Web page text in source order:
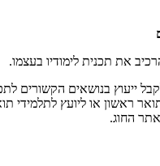
את תכנית לימודיו בעצמו.
ייעוץ בנושאים הקשורים
תואר ראשון או ליועץ לתלמידי
החוג.